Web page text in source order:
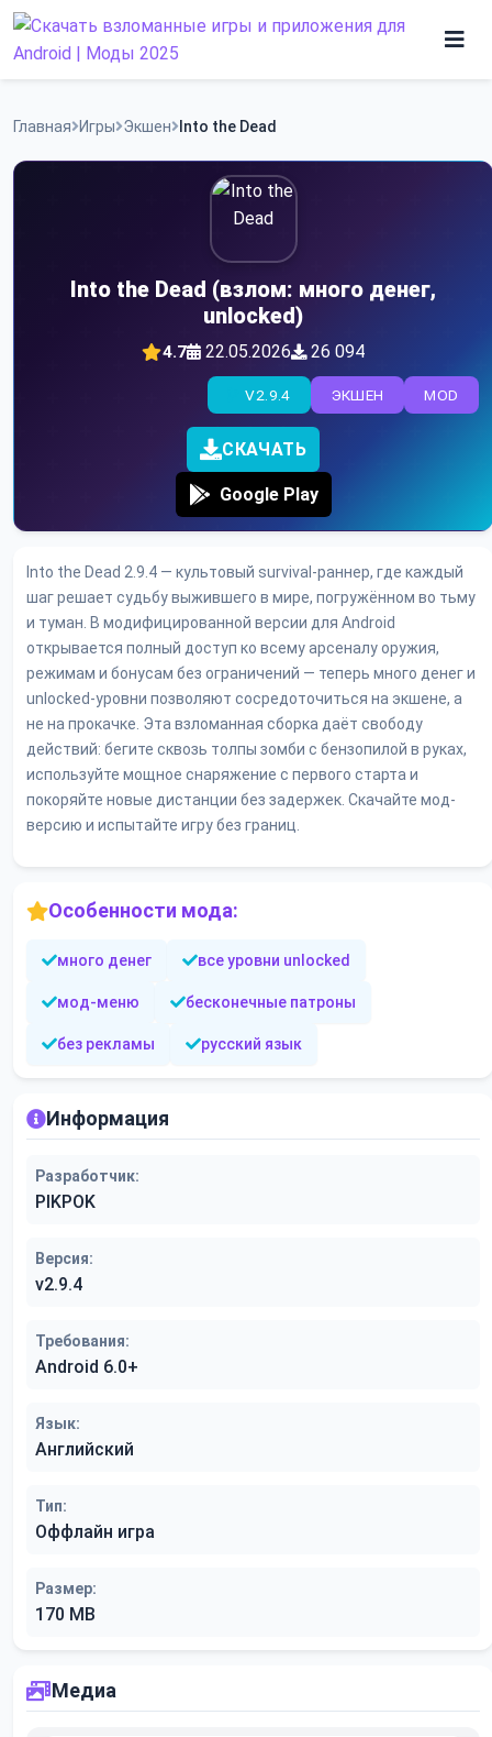
Skip
Программы
Главная Игры Экшен Into the Dead
Into the Dead (взлом: много денег,
unlocked)
4.7 22.05.2026 26 094
MOD
ЭКШЕН
V2.9.4
СКАЧАТЬ
Google Play
Into the Dead 2.9.4 — культовый survival-раннер, где каждый
шаг решает судьбу выжившего в мире, погружённом во тьму
и туман. В модифицированной версии для Android
открывается полный доступ ко всему арсеналу оружия,
режимам и бонусам без ограничений — теперь много денег и
unlocked-уровни позволяют сосредоточиться на экшене, а
не на прокачке. Эта взломанная сборка даёт свободу
действий: бегите сквозь толпы зомби с бензопилой в руках,
используйте мощное снаряжение с первого старта и
покоряйте новые дистанции без задержек. Скачайте мод-
версию и испытайте игру без границ.
Особенности мода:
много денег все уровни unlocked
мод-меню бесконечные патроны
без рекламы русский язык
Информация
Разработчик:
PIKPOK
Версия:
v2.9.4
Требования:
Android 6.0+
Язык:
Английский
Тип:
Оффлайн игра
Размер:
170 MB
Медиа